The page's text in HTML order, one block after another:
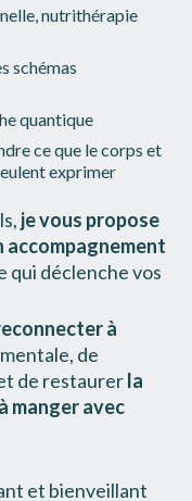
nutrithérapie
schémas
quantique
ce que le corps et
exprimer
je vous propose
accompagnement
qui déclenche vos
à
de
de restaurer la
manger avec
et bienveillant